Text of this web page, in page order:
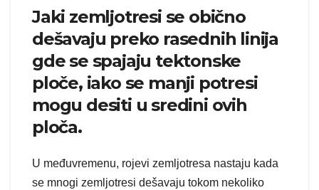
Jaki zemljotresi se obično
dešavaju preko rasednih linija
gde se spajaju tektonske
ploče, iako se manji potresi
mogu desiti u sredini ovih
ploča.
U međuvremenu, rojevi zemljotresa nastaju kada
se mnogi zemljotresi dešavaju tokom nekoliko